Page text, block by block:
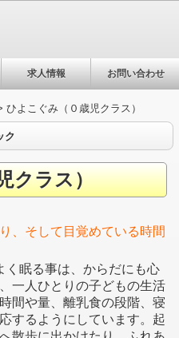
求人情報 お問い合わせ
ひよこぐみ（０歳児クラス）
ク
クラス）
、そして目覚めている時間
く眠る事は、からだにも心
一人ひとりの子どもの生活
間や量、離乳食の段階、寝
するようにしています。起